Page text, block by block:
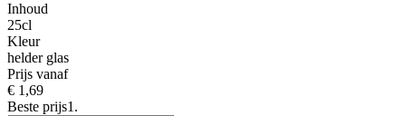
Inhoud
25cl
Kleur
helder glas
Prijs vanaf
€ 1,69
Beste prijs1.